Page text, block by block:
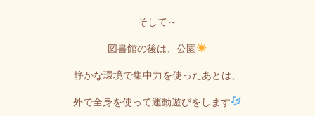
そして～
図書館の後は、公園
静かな環境で集中力を使ったあとは、
外で全身を使って運動遊びをします